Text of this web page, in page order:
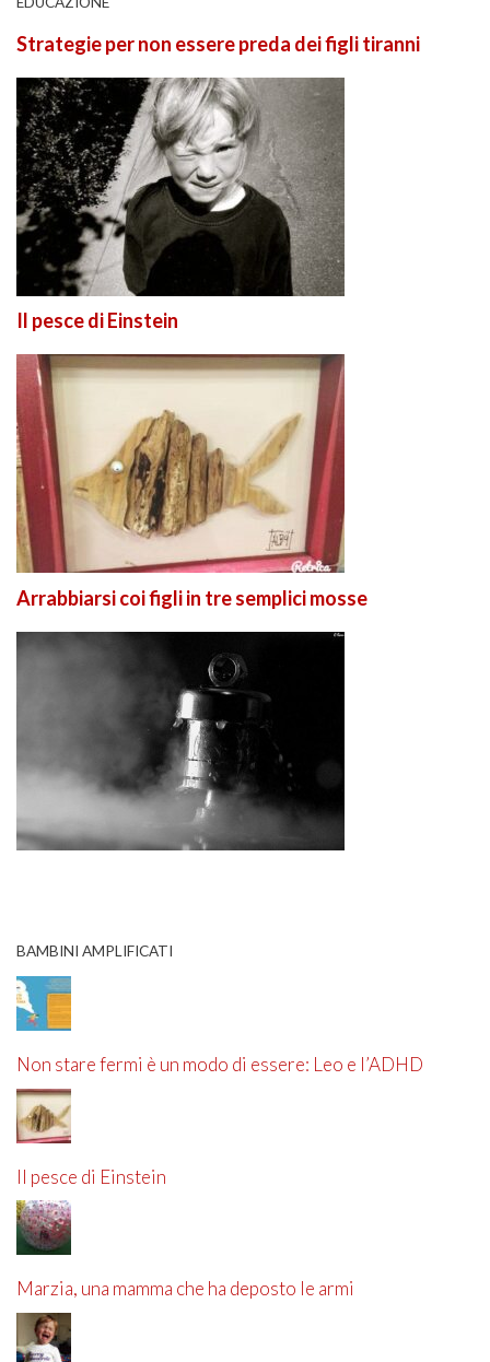
Strategie per non essere preda dei figli tiranni
Il pesce di Einstein
Arrabbiarsi coi figli in tre semplici mosse
BAMBINI AMPLIFICATI
Non stare fermi è un modo di essere: Leo e l’ADHD
Il pesce di Einstein
Marzia, una mamma che ha deposto le armi